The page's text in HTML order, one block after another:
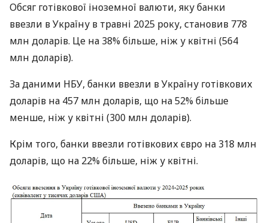
Обсяг готівкової іноземної валюти, яку банки
ввезли в Україну в травні 2025 року, становив 778
млн доларів. Це на 38% більше, ніж у квітні (564
млн доларів).
За даними НБУ, банки ввезли в Україну готівкових
доларів на 457 млн доларів, що на 52% більше
менше, ніж у квітні (300 млн доларів).
Крім того, банки ввезли готівкових євро на 318 млн
доларів, що на 22% більше, ніж у квітні.